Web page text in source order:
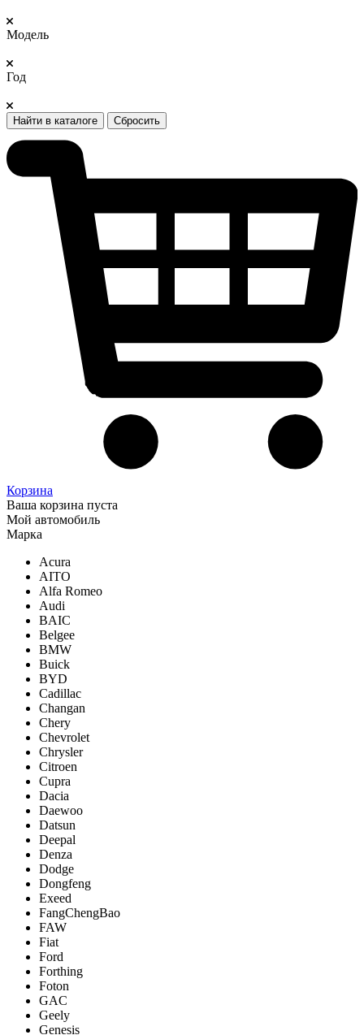
Модель
Год
Найти в каталоге Сбросить
Корзина
Ваша корзина пуста
Мой автомобиль
Марка
Acura
AITO
Alfa Romeo
Audi
BAIC
Belgee
BMW
Buick
BYD
Cadillac
Changan
Chery
Chevrolet
Chrysler
Citroen
Cupra
Dacia
Daewoo
Datsun
Deepal
Denza
Dodge
Dongfeng
Exeed
FangChengBao
FAW
Fiat
Ford
Forthing
Foton
GAC
Geely
Genesis